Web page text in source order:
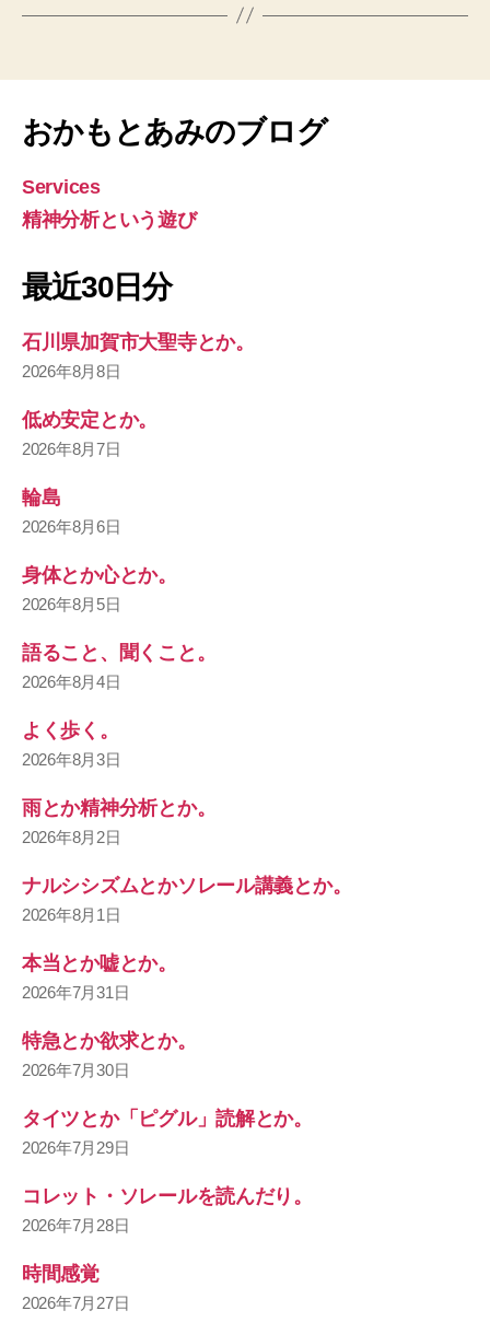
おかもとあみのブログ
Services
精神分析という遊び
最近30日分
石川県加賀市大聖寺とか。
2026年8月8日
低め安定とか。
2026年8月7日
輪島
2026年8月6日
身体とか心とか。
2026年8月5日
語ること、聞くこと。
2026年8月4日
よく歩く。
2026年8月3日
雨とか精神分析とか。
2026年8月2日
ナルシシズムとかソレール講義とか。
2026年8月1日
本当とか嘘とか。
2026年7月31日
特急とか欲求とか。
2026年7月30日
タイツとか「ピグル」読解とか。
2026年7月29日
コレット・ソレールを読んだり。
2026年7月28日
時間感覚
2026年7月27日